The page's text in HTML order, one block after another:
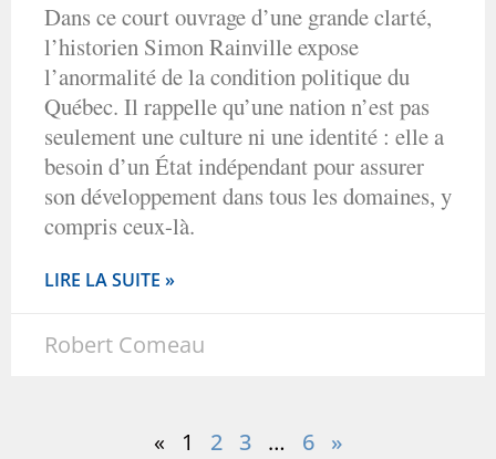
Dans ce court ouvrage d’une grande clarté,
l’historien Simon Rainville expose
l’anormalité de la condition politique du
Québec. Il rappelle qu’une nation n’est pas
seulement une culture ni une identité : elle a
besoin d’un État indépendant pour assurer
son développement dans tous les domaines, y
compris ceux-là.
LIRE LA SUITE »
Robert Comeau
« 1 2 3 … 6 »